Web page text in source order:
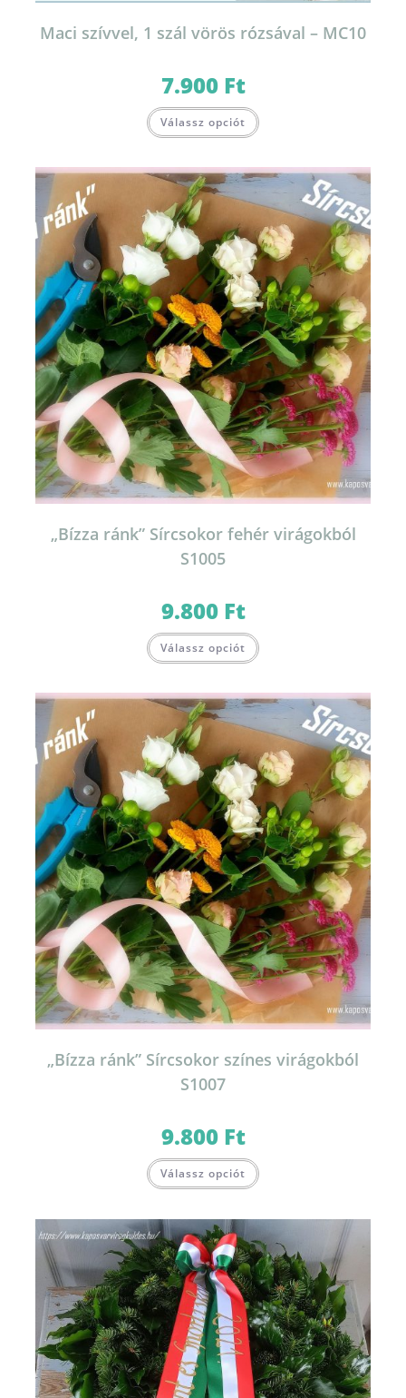
Maci szívvel, 1 szál vörös rózsával – MC10
7.900 Ft
Válassz opciót
„Bízza ránk” Sírcsokor fehér virágokból
S1005
9.800 Ft
Válassz opciót
„Bízza ránk” Sírcsokor színes virágokból
S1007
9.800 Ft
Válassz opciót